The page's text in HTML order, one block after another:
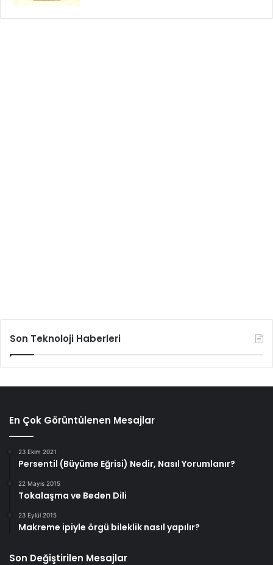
Son Teknoloji Haberleri
En Çok Görüntülenen Mesajlar
23 Ekim 2021
Persentil (Büyüme Eğrisi) Nedir, Nasıl Yorumlanır?
22 Mayıs 2015
Tokalaşma ve Beden Dili
23 Eylül 2015
Makreme ipiyle örgü bileklik nasıl yapılır?
Son Değiştirilen Mesajlar